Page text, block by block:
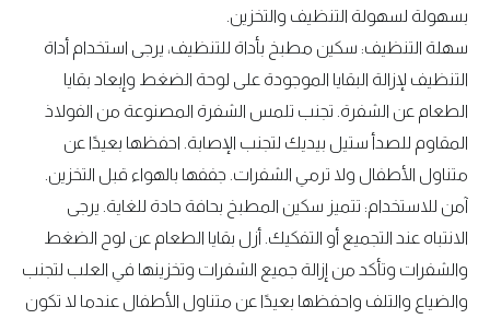
بسهولة لسهولة التنظيف والتخزين.
سهلة التنظيف: سكين مطبخ بأداة للتنظيف، يرجى استخدام أداة
التنظيف لإزالة البقايا الموجودة على لوحة الضغط وإبعاد بقايا
الطعام عن الشفرة. تجنب تلمس الشفرة المصنوعة من الفولاذ
المقاوم للصدأ ستيل بيديك لتجنب الإصابة. احفظها بعيدًا عن
متناول الأطفال ولا ترمي الشفرات. جففها بالهواء قبل التخزين.
آمن للاستخدام: تتميز سكين المطبخ بحافة حادة للغاية. يرجى
الانتباه عند التجميع أو التفكيك. أزل بقايا الطعام عن لوح الضغط
والشفرات وتأكد من إزالة جميع الشفرات وتخزينها في العلب لتجنب
والضياع والتلف واحفظها بعيدًا عن متناول الأطفال عندما لا تكون